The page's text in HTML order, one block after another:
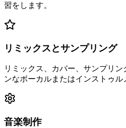
習をします。
リミックスとサンプリング
リミックス、カバー、サンプリ
ンなボーカルまたはインストゥル
音楽制作